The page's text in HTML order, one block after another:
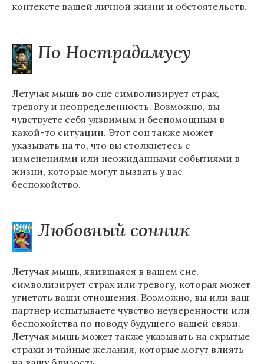
контексте вашей личной жизни и обстоятельств.
По Нострадамусу
Летучая мышь во сне символизирует страх,
тревогу и неопределенность. Возможно, вы
чувствуете себя уязвимым и беспомощным в
какой-то ситуации. Этот сон также может
указывать на то, что вы столкнетесь с
изменениями или неожиданными событиями в
жизни, которые могут вызвать у вас
беспокойство.
Любовный сонник
Летучая мышь, явившаяся в вашем сне,
символизирует страх или тревогу, которая может
угнетать ваши отношения. Возможно, вы или ваш
партнер испытываете чувство неуверенности или
беспокойства по поводу будущего вашей связи.
Летучая мышь может также указывать на скрытые
страхи и тайные желания, которые могут влиять